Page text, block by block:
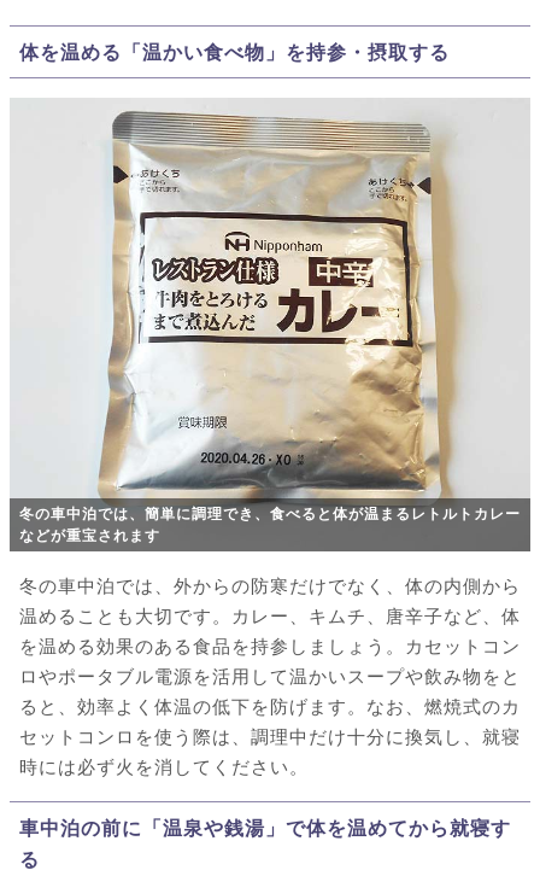
体を温める「温かい食べ物」を持参・摂取する
冬の車中泊では、簡単に調理でき、食べると体が温まるレトルトカレー
などが重宝されます
冬の車中泊では、外からの防寒だけでなく、体の内側から
温めることも大切です。カレー、キムチ、唐辛子など、体
を温める効果のある食品を持参しましょう。カセットコン
ロやポータブル電源を活用して温かいスープや飲み物をと
ると、効率よく体温の低下を防げます。なお、燃焼式のカ
セットコンロを使う際は、調理中だけ十分に換気し、就寝
時には必ず火を消してください。
車中泊の前に「温泉や銭湯」で体を温めてから就寝す
る